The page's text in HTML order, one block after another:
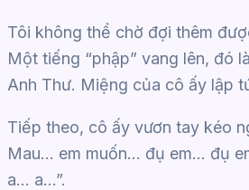
Tôi không thể chờ đợi thêm
Một tiếng “phập” vang lên, đó
Anh Thư. Miệng của cô ấy lập
Tiếp theo, cô ấy vươn tay kéo
Mau… em muốn… đụ em… đụ
a… a…”.